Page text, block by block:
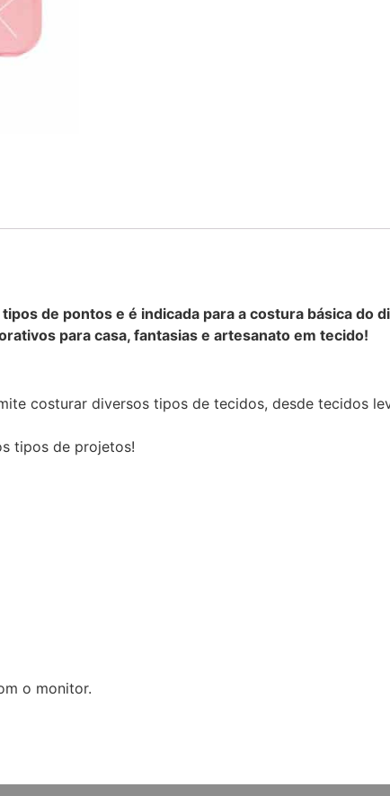
de pontos e é indicada para a costura básica do
para casa, fantasias e artesanato em tecido!
costurar diversos tipos de tecidos, desde tecidos
tipos de projetos!
o monitor.